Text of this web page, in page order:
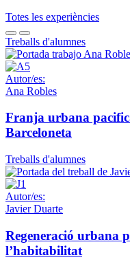
Totes les experiències
Treballs d'alumnes
Autor/es:
Ana Robles
Franja urbana
Barceloneta
Treballs d'alumnes
Autor/es:
Javier Duarte
Regeneració urbana
l’habitabilitat